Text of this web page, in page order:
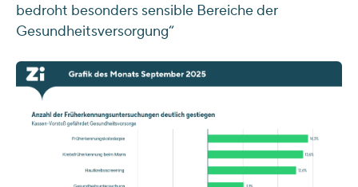
bedroht besonders sensible Bereiche der
Gesundheitsversorgung“